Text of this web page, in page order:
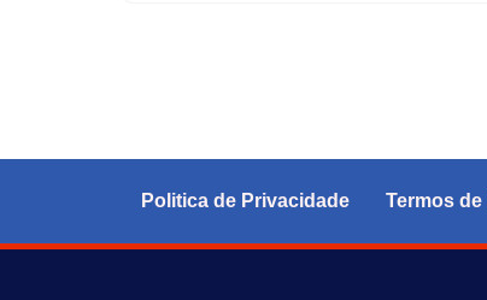
Politica de Privacidade Termos de